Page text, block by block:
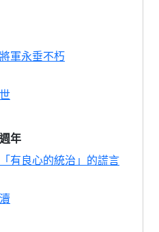
軍永垂不朽
年
有良心的統治」的謊言